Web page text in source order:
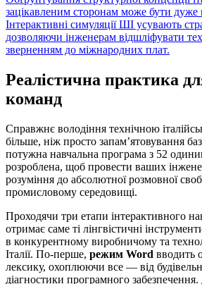
зацікавленим сторонам може бути
Інтерактивні симуляції ШІ усувають
дозволяючи інженерам відшліфувати
зверненням до міжнародних плат.
Реалістична практика
команд
Справжнє володіння технічною
більше, ніж просто запам’ятовування
потужна навчальна програма з 52
розроблена, щоб провести ваших
розуміння до абсолютної розмовної
промисловому середовищі.
Проходячи три етапи інтерактивного
отримає саме ті лінгвістичні
в конкурентному виробничому та
Італії. По-перше, режим Word вводить
лексику, охоплюючи все — від
діагностики програмного забезпечення.